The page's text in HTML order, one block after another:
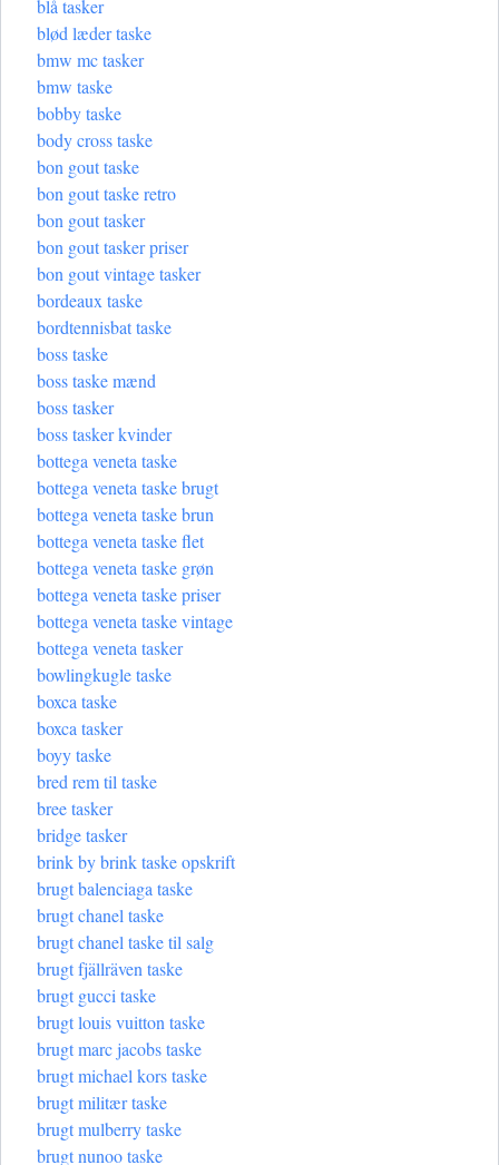
blå tasker
blød læder taske
bmw mc tasker
bmw taske
bobby taske
body cross taske
bon gout taske
bon gout taske retro
bon gout tasker
bon gout tasker priser
bon gout vintage tasker
bordeaux taske
bordtennisbat taske
boss taske
boss taske mænd
boss tasker
boss tasker kvinder
bottega veneta taske
bottega veneta taske brugt
bottega veneta taske brun
bottega veneta taske flet
bottega veneta taske grøn
bottega veneta taske priser
bottega veneta taske vintage
bottega veneta tasker
bowlingkugle taske
boxca taske
boxca tasker
boyy taske
bred rem til taske
bree tasker
bridge tasker
brink by brink taske opskrift
brugt balenciaga taske
brugt chanel taske
brugt chanel taske til salg
brugt fjällräven taske
brugt gucci taske
brugt louis vuitton taske
brugt marc jacobs taske
brugt michael kors taske
brugt militær taske
brugt mulberry taske
brugt nunoo taske